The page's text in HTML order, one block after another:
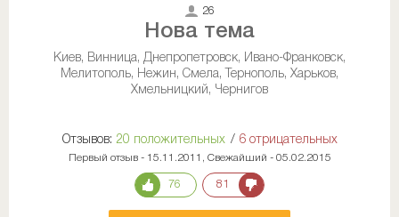
26
Нова тема
Киев, Винница, Днепропетровск, Ивано-Франковск,
Мелитополь, Нежин, Смела, Тернополь, Харьков,
Хмельницкий, Чернигов
Отзывов: 20 положительных / 6 отрицательных
Первый отзыв - 15.11.2011, Свежайший - 05.02.2015
76 81